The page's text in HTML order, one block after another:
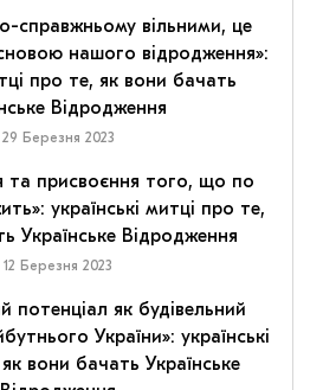
справжньому вільними, це
нашого відродження»:
про те, як вони бачать
Відродження
29 Березня 2023
та присвоєння того, що по
українські митці про те,
Українське Відродження
12 Березня 2023
потенціал як будівельний
України»: українські
вони бачать Українське